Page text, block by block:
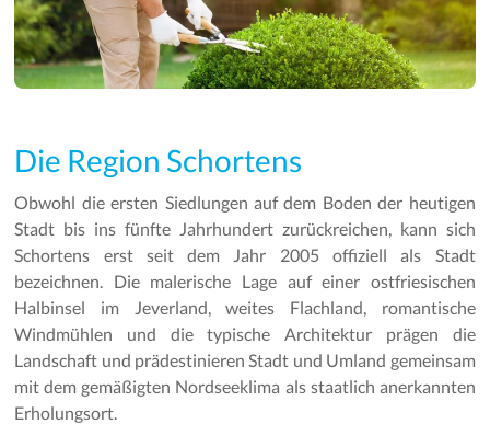
Die Region Schortens
Obwohl die ersten Siedlungen auf dem Boden der heutigen
Stadt bis ins fünfte Jahrhundert zurückreichen, kann sich
Schortens erst seit dem Jahr 2005 offiziell als Stadt
bezeichnen. Die malerische Lage auf einer ostfriesischen
Halbinsel im Jeverland, weites Flachland, romantische
Windmühlen und die typische Architektur prägen die
Landschaft und prädestinieren Stadt und Umland gemeinsam
mit dem gemäßigten Nordseeklima als staatlich anerkannten
Erholungsort.